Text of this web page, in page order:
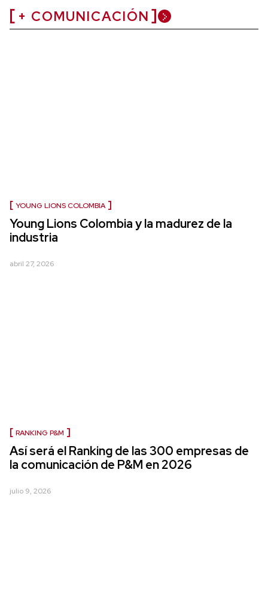
+ COMUNICACIÓN
YOUNG LIONS COLOMBIA
Young Lions Colombia y la madurez de la
industria
abril 27, 2026
RANKING P&M
Así será el Ranking de las 300 empresas de
la comunicación de P&M en 2026
julio 9, 2026